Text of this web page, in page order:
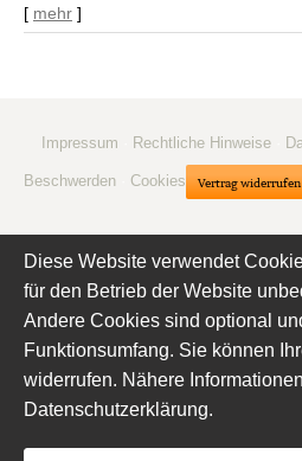
[ mehr ]
Impressum Rechtliche Hinweise
Beschwerden Cookies Vertrag widerrufen
Diese Website verwendet
für den Betrieb der Website
Andere Cookies sind optional
Funktionsumfang. Sie können
widerrufen. Nähere
Datenschutzerklärung.